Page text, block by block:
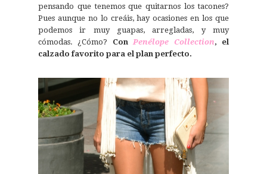
pensando que tenemos que quitarnos los tacones?
Pues aunque no lo creáis, hay ocasiones en los que
podemos ir muy guapas, arregladas, y muy
cómodas. ¿Cómo? ConPenélope Collection, el
calzado favorito para el plan perfecto.